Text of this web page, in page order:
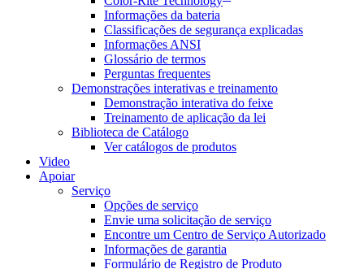
Informações da bateria
Classificações de segurança explicadas
Informações ANSI
Glossário de termos
Perguntas frequentes
Demonstrações interativas e treinamento
Demonstração interativa do feixe
Treinamento de aplicação da lei
Biblioteca de Catálogo
Ver catálogos de produtos
Video
Apoiar
Serviço
Opções de serviço
Envie uma solicitação de serviço
Encontre um Centro de Serviço Autorizado
Informações de garantia
Formulário de Registro de Produto